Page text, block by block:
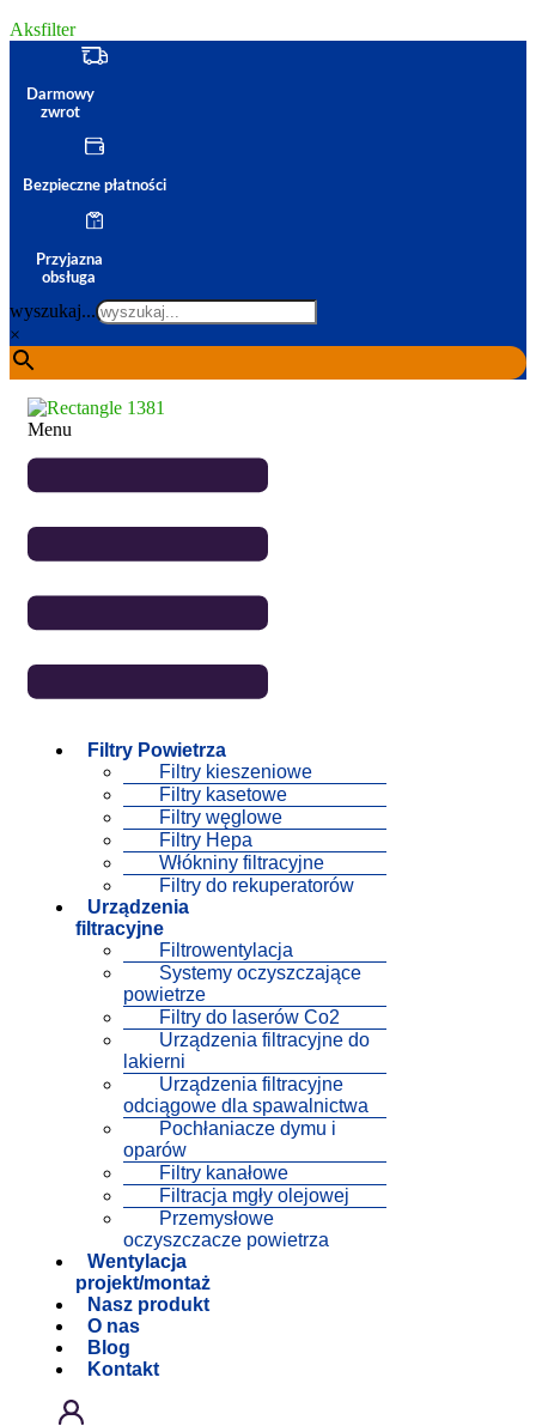
Aksfilter
Darmowy
zwrot
Bezpieczne płatności
Przyjazna
obsługa
wyszukaj...
×
Menu
Filtry Powietrza
Filtry kieszeniowe
Filtry kasetowe
Filtry węglowe
Filtry Hepa
Włókniny filtracyjne
Filtry do rekuperatorów
Urządzenia
filtracyjne
Filtrowentylacja
Systemy oczyszczające
powietrze
Filtry do laserów Co2
Urządzenia filtracyjne do
lakierni
Urządzenia filtracyjne
odciągowe dla spawalnictwa
Pochłaniacze dymu i
oparów
Filtry kanałowe
Filtracja mgły olejowej
Przemysłowe
oczyszczacze powietrza
Wentylacja
projekt/montaż
Nasz produkt
O nas
Blog
Kontakt